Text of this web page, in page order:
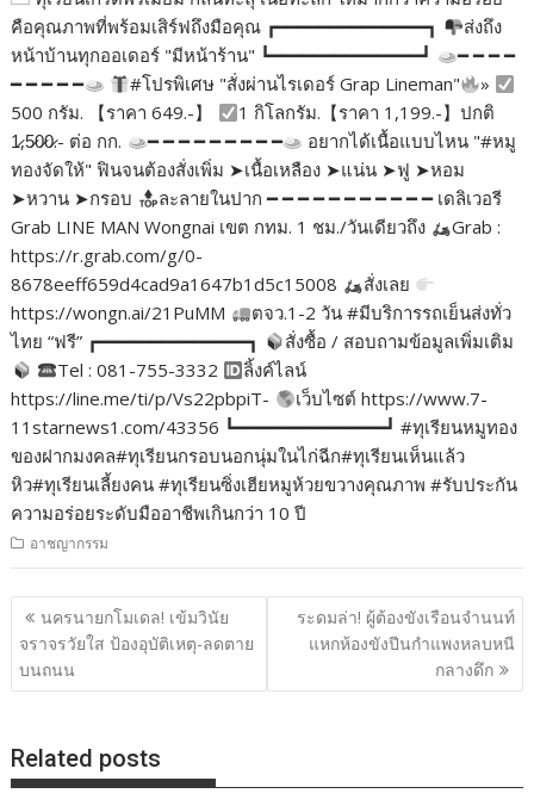
คือคุณภาพที่พร้อมเสิร์ฟถึงมือคุณ ┏━━━━━━━━━━━━━━┓
ส่งถึง
หน้าบ้านทุกออเดอร์ "มีหน้าร้าน" ┗━━━━━━━━━━━━━━┛
━ ━ ━ ━
━ ━ ━ ━ ━
#โปรพิเศษ "สั่งผ่านไรเดอร์ Grap Lineman"
»
500 กรัม. 【ราคา 649.-】
1 กิโลกรัม.【ราคา 1,199.-】ปกติ
1̷,5̷0̷0̷.- ต่อ กก.
━ ━ ━ ━ ━ ━ ━ ━ ━
อยากได้เนื้อแบบไหน "#หมู
ทองจัดให้" ฟินจนต้องสั่งเพิ่ม ➤เนื้อเหลือง ➤แน่น ➤ฟู ➤หอม
➤หวาน ➤กรอบ
ละลายในปาก ━ ━ ━ ━ ━ ━ ━ ━ ━ ━ ━ เดลิเวอรี
Grab LINE MAN Wongnai เขต กทม. 1 ชม./วันเดียวถึง
Grab :
https://r.grab.com/g/0-
8678eeff659d4cad9a1647b1d5c15008
สั่งเลย
https://wongn.ai/21PuMM
ตจว.1-2 วัน #มีบริการรถเย็นส่งทั่ว
ไทย “ฟรี” ┏━━━━━━━━━━━━━━┓
สั่งซื้อ / สอบถามข้อมูลเพิ่มเติม
Tel : 081-755-3332
ลิ้งค์ไลน์
https://line.me/ti/p/Vs22pbpiT-
เว็บไซต์ https://www.7-
11starnews1.com/43356 ┗━━━━━━━━━━━━━━┛ #ทุเรียนหมูทอง
ของฝากมงคล#ทุเรียนกรอบนอกนุ่มในไก่ฉีก#ทุเรียนเห็นแล้ว
หิว#ทุเรียนเลี้ยงคน #ทุเรียนซิ่งเฮียหมูห้วยขวางคุณภาพ #รับประกัน
ความอร่อยระดับมืออาชีพเกินกว่า 10 ปี
อาชญากรรม
แนะแนว
เรื่อง
นครนายกโมเดล! เข้มวินัย
จราจรวัยใส ป้องอุบัติเหตุ-ลดตาย
บนถนน
ระดมล่า! ผู้ต้องขังเรือนจำนนท์
แหกห้องขังปีนกำแพงหลบหนี
กลางดึก
Related posts